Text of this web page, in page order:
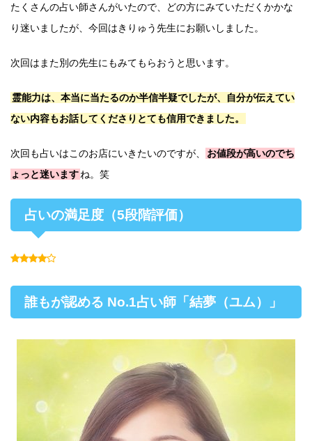
たくさんの占い師さんがいたので、どの方にみていただくかかな
り迷いましたが、今回はきりゅう先生にお願いしました。
次回はまた別の先生にもみてもらおうと思います。
霊能力は、本当に当たるのか半信半疑でしたが、自分が伝えてい
ない内容もお話してくださりとても信用できました。
次回も占いはこのお店にいきたいのですが、
お値段が高いのでち
ょっと迷いますね。笑
占いの満足度（5段階評価）
誰もが認める No.1占い師「結夢（ユム）」